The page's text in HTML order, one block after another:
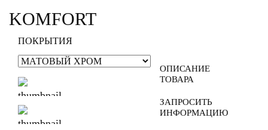
KOMFORT
ПОКРЫТИЯ
ОПИСАНИЕ
ТОВАРА
ЗАПРОСИТЬ
ИНФОРМАЦИЮ